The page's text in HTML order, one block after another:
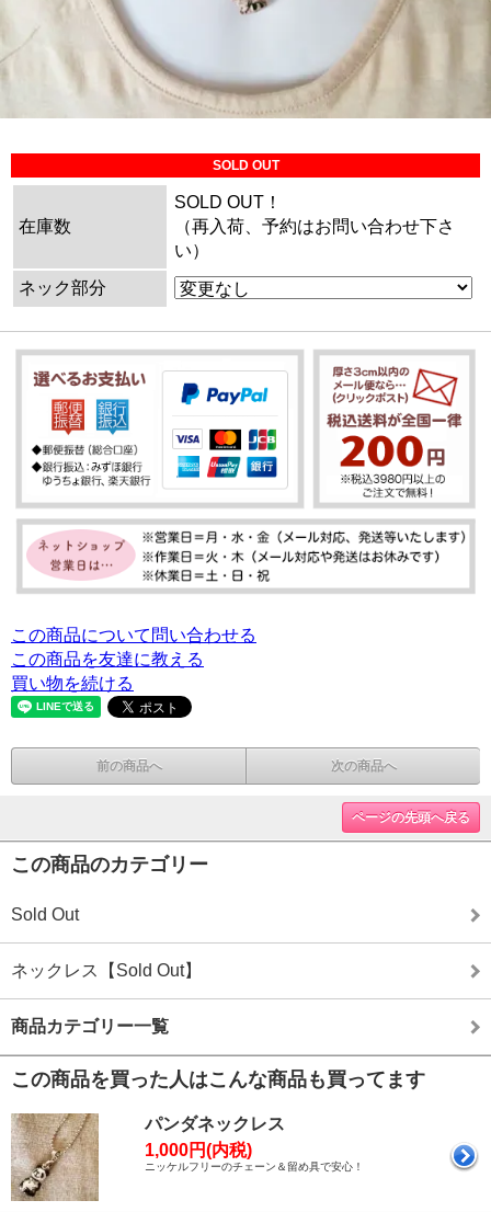
SOLD OUT
在庫数
SOLD OUT！
（再入荷、予約はお問い合わせ下さ
い）
ネック部分
この商品について問い合わせる
この商品を友達に教える
買い物を続ける
前の商品へ 次の商品へ
ページの先頭へ戻る
この商品のカテゴリー
Sold Out
ネックレス【Sold Out】
商品カテゴリー一覧
この商品を買った人はこんな商品も買ってます
パンダネックレス
1,000円(内税)
ニッケルフリーのチェーン＆留め具で安心！